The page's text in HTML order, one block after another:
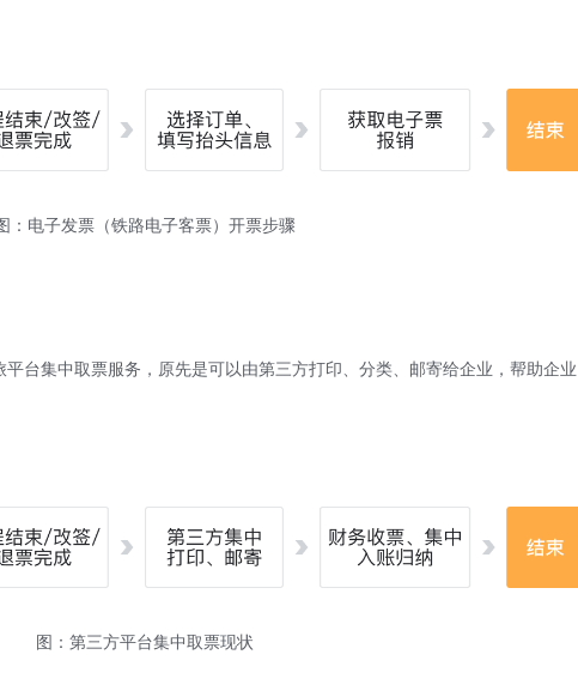
：电子发票（铁路电子客票）开票步骤
台集中取票服务，原先是可以由第三方打印、分类、邮寄给企业，帮助企业
图：第三方平台集中取票现状